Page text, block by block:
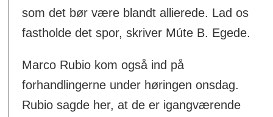
som det bør være blandt allierede. Lad os
fastholde det spor, skriver Múte B. Egede.
Marco Rubio kom også ind på
forhandlingerne under høringen onsdag.
Rubio sagde her, at de er igangværende